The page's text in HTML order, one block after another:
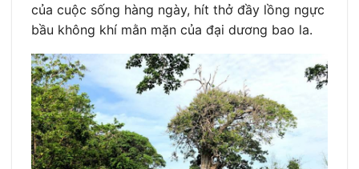
của cuộc sống hàng ngày, hít thở đầy lồng ngực
bầu không khí mằn mặn của đại dương bao la.